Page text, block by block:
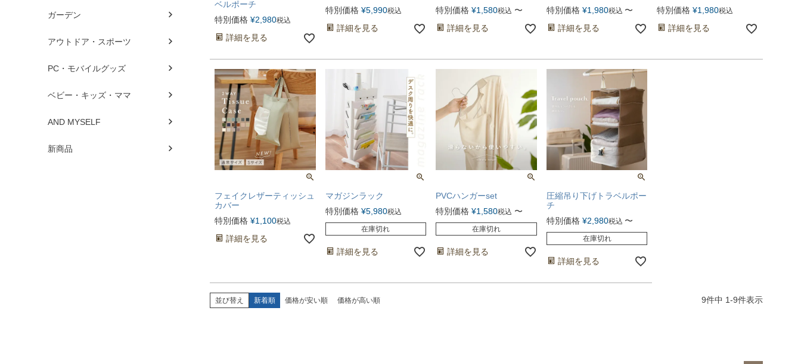
ガーデン
アウトドア・スポーツ
PC・モバイルグッズ
ベビー・キッズ・ママ
AND MYSELF
新商品
ベルポーチ
特別価格 ¥2,980税込
詳細を見る
特別価格 ¥5,990税込
詳細を見る
特別価格 ¥1,580税込 〜
詳細を見る
特別価格 ¥1,980税込 〜
詳細を見る
特別価格 ¥1,980税込
詳細を見る
フェイクレザーティッシュ
カバー
特別価格 ¥1,100税込
詳細を見る
マガジンラック
特別価格 ¥5,980税込
在庫切れ
詳細を見る
PVCハンガーset
特別価格 ¥1,580税込 〜
在庫切れ
詳細を見る
圧縮吊り下げトラベルポー
チ
特別価格 ¥2,980税込 〜
在庫切れ
詳細を見る
並び替え 新着順 価格が安い順 価格が高い順 9件中 1-9件表示